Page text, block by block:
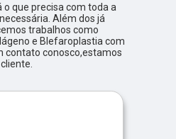
o que precisa com toda a
Além dos já
trabalhos como
e Blefaroplastia com
contato conosco,estamos